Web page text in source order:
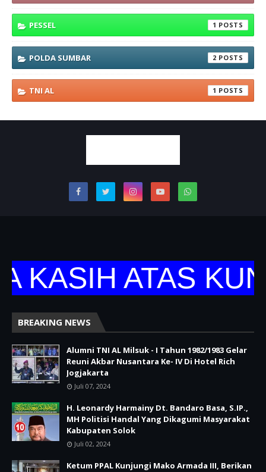
PESSEL 1
POLDA SUMBAR 2
TNI AL 1
KASIH ATAS
BREAKING NEWS
Alumni TNI AL Milsuk - I Tahun 1982/1983 Gelar
Reuni Akbar Nusantara Ke- IV Di Hotel Rich
Jogjakarta
Juli 07, 2024
H. Leonardy Harmainy Dt. Bandaro Basa, S.IP.,
MH Politisi Handal Yang Dikagumi Masyarakat
Kabupaten Solok
Juli 02, 2024
Ketum PPAL Kunjungi Mako Armada III, Berikan